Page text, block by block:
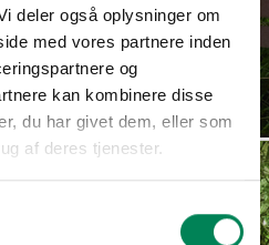
deler også oplysninger om
med vores partnere inden
og
kan kombinere disse
du har givet dem, eller som
af deres tjenester.
mere